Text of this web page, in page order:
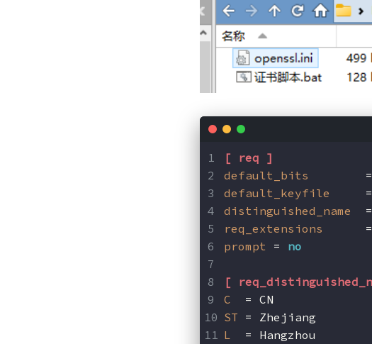
[ req ]
default_bits
        =
default_keyfile
distinguished_name
req_extensions
prompt = no
[
C
  = CN
ST = Zhejiang
L
  = Hangzhou